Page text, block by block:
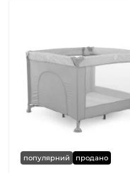
популярний продано